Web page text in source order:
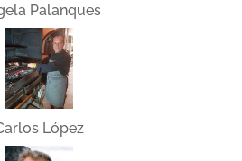
Palanques
López